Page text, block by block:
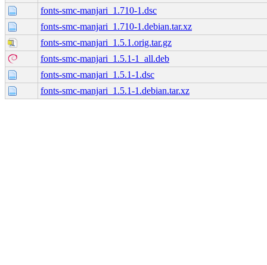
fonts-smc-manjari_1.710-1.dsc
fonts-smc-manjari_1.710-1.debian.tar.xz
fonts-smc-manjari_1.5.1.orig.tar.gz
fonts-smc-manjari_1.5.1-1_all.deb
fonts-smc-manjari_1.5.1-1.dsc
fonts-smc-manjari_1.5.1-1.debian.tar.xz